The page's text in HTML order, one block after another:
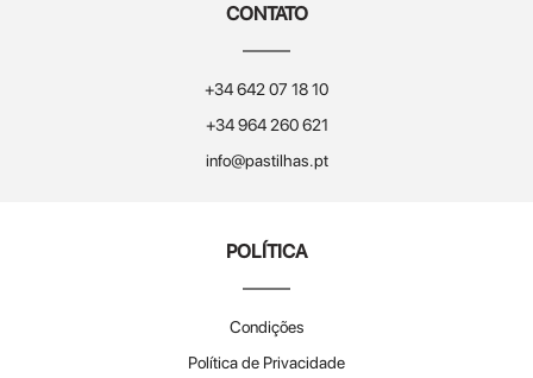
CONTATO
+34 642 07 18 10
+34 964 260 621
info@pastilhas.pt
POLÍTICA
Condições
Política de Privacidade